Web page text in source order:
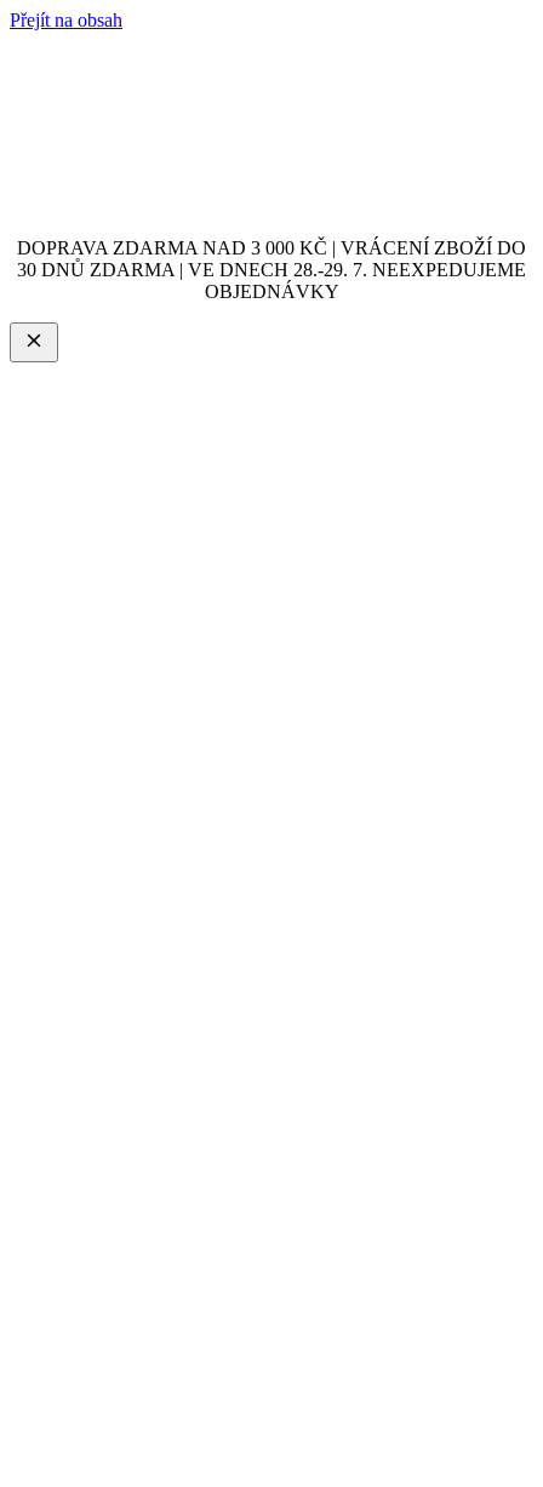
Přejít na obsah
DOPRAVA ZDARMA NAD 3 000 KČ | VRÁCENÍ ZBOŽÍ DO
30 DNŮ ZDARMA | VE DNECH 28.-29. 7. NEEXPEDUJEME
OBJEDNÁVKY